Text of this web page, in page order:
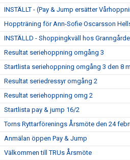
INSTÄLLT - (Pay & Jump ersätter
Hoppträning för Ann-Sofie Oscarsson
INSTÄLLD - Shoppingkväll hos
Resultat seriehoppning omgång 3
Startlista seriehoppning omgång 3 den 8
Resultat seriedressyr omgång 2
Resultat seriehoppning omg 2
Startlista pay & jump 16/2
Torns Ryttarförenings Årsmöte den 24
Anmälan öppen Pay & Jump
Välkommen till TRUs Årsmöte